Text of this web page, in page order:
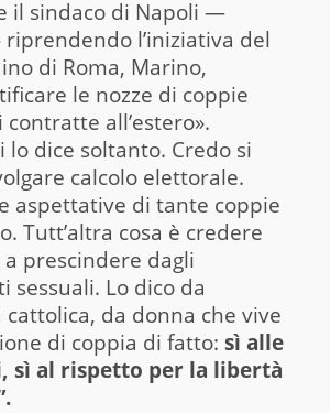
il sindaco di Napoli —
l’iniziativa del
di Roma, Marino,
le nozze di coppie
contratte all’estero».
lo dice soltanto. Credo si
calcolo elettorale.
aspettative di tante coppie
Tutt’altra cosa è credere
prescindere dagli
sessuali. Lo dico da
da donna che vive
di coppia di fatto: sì alle
sì al rispetto per la libertà